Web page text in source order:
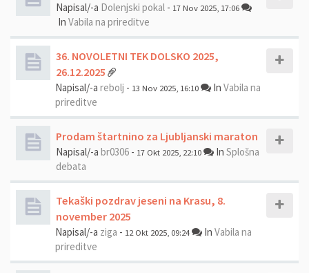
Napisal/-a Dolenjski pokal - 17 Nov 2025, 17:06
In Vabila na prireditve
36. NOVOLETNI TEK DOLSKO 2025,
26.12.2025
Napisal/-a rebolj - 13 Nov 2025, 16:10 In Vabila na
prireditve
Prodam štartnino za Ljubljanski maraton
Napisal/-a br0306 - 17 Okt 2025, 22:10 In Splošna
debata
Tekaški pozdrav jeseni na Krasu, 8.
november 2025
Napisal/-a ziga - 12 Okt 2025, 09:24 In Vabila na
prireditve